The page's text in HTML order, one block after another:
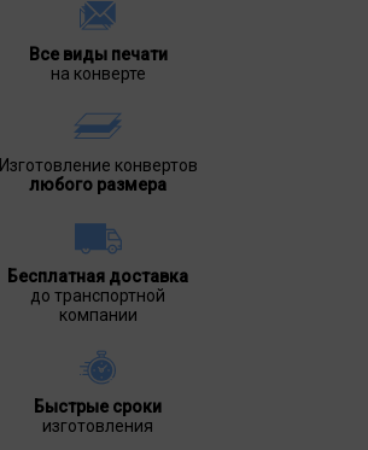
Все виды печати
на конверте
Изготовление конвертов
любого размера
Бесплатная доставка
до транспортной
компании
Быстрые сроки
изготовления